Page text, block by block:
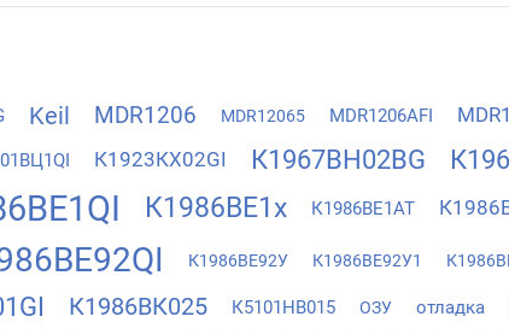
Keil MDR1206 MDR12065 MDR1206AFI
К1923КХ02GI К1967ВН02BG
К1986ВЕ1x К1986ВЕ1АТ
К1986ВЕ92У К1986ВЕ92У1
К1986ВК025 К5101НВ015 ОЗУ отладка